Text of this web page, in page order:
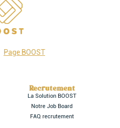
Page BOOST
Recrutement
La Solution BOOST
Notre Job Board
FAQ recrutement